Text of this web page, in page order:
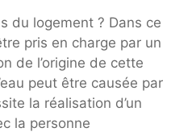
du logement ? Dans ce
pris en charge par un
de l’origine de cette
peut être causée par
la réalisation d’un
la personne